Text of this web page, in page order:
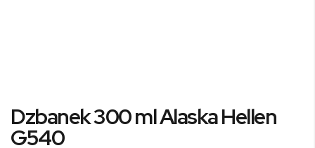
na
początek
galerii
Dzbanek 300 ml Alaska Hellen
G540